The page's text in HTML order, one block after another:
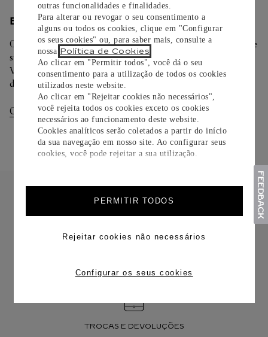
outras funcionalidades e finalidades.
Para alterar ou revogar o seu consentimento a
alguns ou todos os cookies, clique em "Configurar
os seus cookies" ou, para saber mais, consulte a
nossa Política de Cookies
Ao clicar em "Permitir todos", você dá o seu
consentimento para a utilização de todos os cookies
utilizados neste website.
Ao clicar em "Rejeitar cookies não necessários",
você rejeita todos os cookies exceto os cookies
necessários ao funcionamento deste website.
Cookies analíticos serão coletados a partir do início
da sua navegação em nosso site. Ao configurar seus
cookies, você pode rejeitar a sua utilização.
PERMITIR TODOS
Rejeitar cookies não necessários
Configurar os seus cookies
ENTREGA/DEVOLUÇÃO
Oferecemos diferentes opções de entrega. Selecione o envio de
sua preferência na finalização de seu pedido.
Você pode trocar ou devolver sua criação Cartier em até 30
dias.
Consultar Entregas Consultar Devoluções
TROCAS E DEVOLUÇÕES